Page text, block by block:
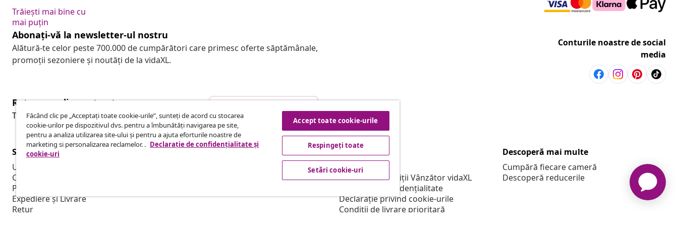
Trăiești mai bine cu
mai puțin
Abonați-vă la newsletter-ul nostru
Alătură-te celor peste 700.000 de cumpărători care primesc oferte săptămânale,
promoții sezoniere și noutăți de la vidaXL.
Conturile noastre de social
media
Retragere din contract
Trimite o cerere de retragere pentru comanda ta.
Retragere din contract
Serviciu clienți
Urmărește-ți comanda
Contul meu
Plată
Expediere și Livrare
Retur
Business
vidaXL
Despre vidaXL
Termeni & condiții Vânzător vidaXL
Politica de confidențialitate
Declarație privind cookie-urile
Condiții de livrare prioritară
Descoperă mai multe
Cumpără fiecare cameră
Descoperă reducerile
Făcând clic pe „Acceptați toate cookie-urile”, sunteți de acord cu stocarea
cookie-urilor pe dispozitivul dvs. pentru a îmbunătăți navigarea pe site,
pentru a analiza utilizarea site-ului și pentru a ajuta eforturile noastre de
marketing si personalizarea reclamelor. . Declarație de confidențialitate și
cookie-uri
Accept toate cookie-urile
Respingeți toate
Setări cookie-uri